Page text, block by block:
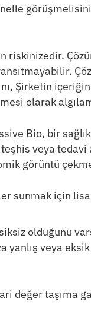
riskinizedir.
Şirketin
olarak
Bio, bir
veya
görüntü
sunmak için
olduğunu
yanlış veya
değer taşıma